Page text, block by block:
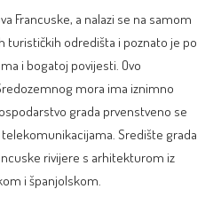
Francuske, a nalazi se na samom
turističkih odredišta i poznato je po
i bogatoj povijesti. Ovo
mora ima iznimno
grada prvenstveno se
Središte grada
rivijere s arhitekturom iz
i španjolskom.